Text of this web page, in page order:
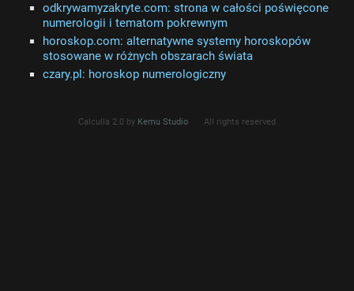
odkrywamyzakryte.com: strona w całości poświęcone
numerologii i tematom pokrewnym
horoskop.com: alternatywne systemy horoskopów
stosowane w różnych obszarach świata
czary.pl: horoskop numerologiczny
Calculla 2.0 by Kemu Studio All rights reserved